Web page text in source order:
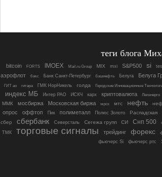
теги блога
bitcoin FORTS IMOEX Mail.ru Group MIX mxi S&P500 si
аэрофлот
бакс Банк Санкт-Петербург башнефть Белуга Белуга
ГИТ ао гитара ГМК НорНикель голда Городские Инновационные
индекс МБ Интер РАО ИСКЧ карх криптовалюта Ленэнерго
ММК мосбиржа Московская биржа мрск мтс нефть
опрос оффтоп Пик полиметалл Полюс Золото Распадская
сбер сбербанк Северсталь Сегежа групп СИ Снп 500
ТМК торговые сигналы трейдинг форекс
фьючерс Si фьючерс ртс